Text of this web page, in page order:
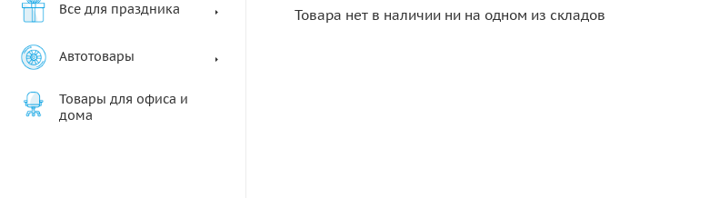
Все для праздника
Автотовары
Товары для офиса и
дома
Товара нет в наличии ни на одном из складов